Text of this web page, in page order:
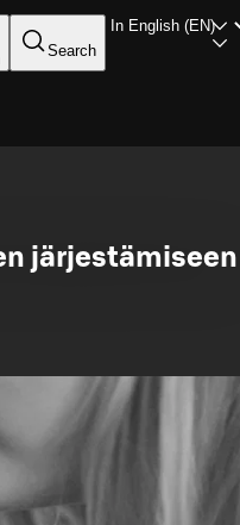
Search
järjestämiseen